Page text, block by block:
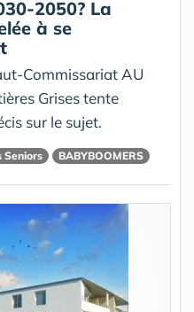
2050? La
à se
Commissariat AU
Grises tente
sur le sujet.
Seniors BABYBOOMERS